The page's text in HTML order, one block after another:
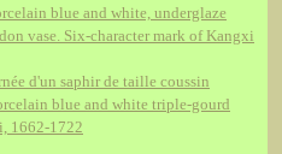
blue and white, underglaze
vase. Six-character mark of Kangxi
d'un saphir de taille coussin
blue and white triple-gourd
1662-1722